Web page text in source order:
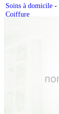
Soins à domicile -
Coiffure